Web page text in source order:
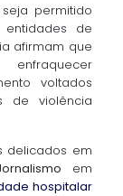
permitido
entidades de
afirmam que
voltados
de violência
delicados em
em
hospitalar